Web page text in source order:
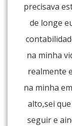
precisava
de longe
na minha
realmente
na minha
alto,sei
seguir e